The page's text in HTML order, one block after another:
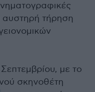
αυστηρή τήρηση
με το
σκηνοθέτη